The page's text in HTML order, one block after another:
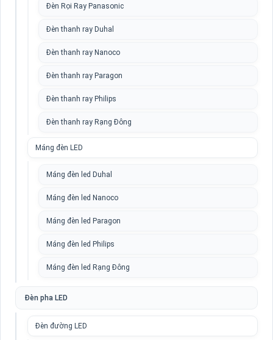
Đèn Rọi Ray Panasonic
Đèn thanh ray Duhal
Đèn thanh ray Nanoco
Đèn thanh ray Paragon
Đèn thanh ray Philips
Đèn thanh ray Rạng Đông
Máng đèn LED
Máng đèn led Duhal
Máng đèn led Nanoco
Máng đèn led Paragon
Máng đèn led Philips
Máng đèn led Rạng Đông
Đèn pha LED
Đèn đường LED